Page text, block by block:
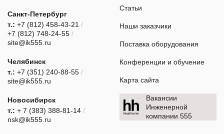
Санкт-Петербург
т.: +7 (812) 458-43-21 /
+7 (812) 748-24-55 /
site@ik555.ru
Челябинск
т.: +7 (351) 240-88-55 /
site@ik555.ru
Новосибирск
т.: + 7 (383) 388-81-14 /
nsk@ik555.ru
Статьи
Наши заказчики
Поставка оборудования
Конференции и обучение
Карта сайта
Вакансии
Инженерной
компании 555